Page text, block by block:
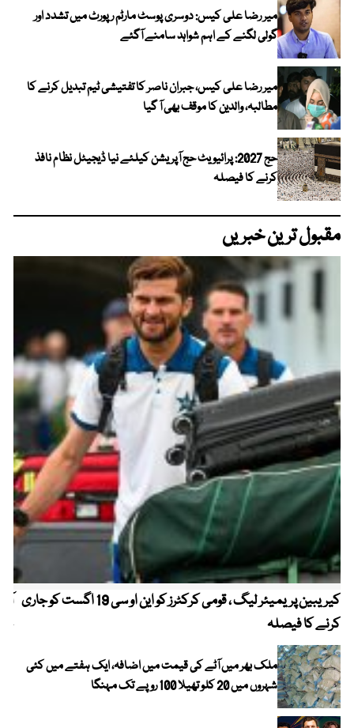
میر رضا علی کیس: دوسری پوسٹ مارٹم رپورٹ میں تشدد اور
گولی لگنے کے اہم شواہد سامنے آگئے
میر رضا علی کیس، جبران ناصر کا تفتیشی ٹیم تبدیل کرنے کا
مطالبہ، والدین کا موقف بھی آ گیا
حج 2027: پرائیویٹ حج آپریشن کیلئے نیا ڈیجیٹل نظام نافذ
کرنے کا فیصلہ
مقبول ترین خبریں
کیریبین پریمیئر لیگ ، قومی کرکٹرز کو این او سی 19 اگست کو جاری
کرنے کا فیصلہ
ملک بھر میں آٹے کی قیمت میں اضافہ، ایک ہفتے میں کئی
شہروں میں 20 کلو تھیلا 100 روپے تک مہنگا